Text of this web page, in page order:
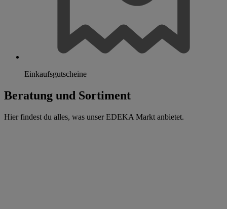
Einkaufsgutscheine
Beratung und Sortiment
Hier findest du alles, was unser EDEKA Markt anbietet.